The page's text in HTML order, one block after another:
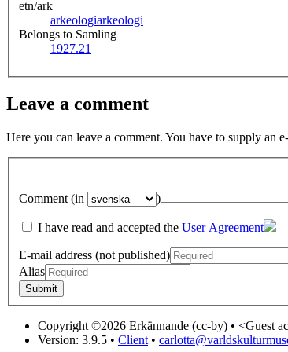
etn/ark
arkeologiarkeologi
Belongs to Samling
1927.21
Leave a comment
Here you can leave a comment. You have to supply an
Comment (in )
I have read and accepted the User Agreement
E-mail address (not published)
Alias
Copyright ©2026 Erkännande (cc-by) • <Guest
Version: 3.9.5 • Client•